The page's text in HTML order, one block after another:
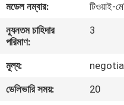
ফ্যাক্টরি
ট্যুর
মান
নিয়ন্ত্রণ
মডেল নম্বার:
টিওয়াই-
ন্যূনতম চাহিদার
পরিমাণ:
3
মূল্য:
ডেলিভারি সময়:
20